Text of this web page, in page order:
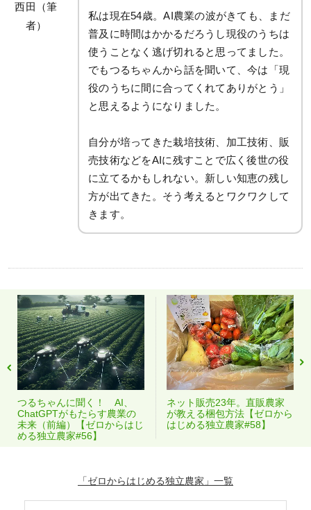
西田（筆
者）
私は現在54歳。AI農業の波がきても、まだ
普及に時間はかかるだろうし現役のうちは
使うことなく逃げ切れると思ってました。
でもつるちゃんから話を聞いて、今は「現
役のうちに間に合ってくれてありがとう」
と思えるようになりました。
自分が培ってきた栽培技術、加工技術、販
売技術などをAIに残すことで広く後世の役
に立てるかもしれない。新しい知恵の残し
方が出てきた。そう考えるとワクワクして
きます。
つるちゃんに聞く！ AI、
ChatGPTがもたらす農業の
未来（前編）【ゼロからはじ
める独立農家#56】
ネット販売23年。直販農家
が教える梱包方法【ゼロから
はじめる独立農家#58】
「ゼロからはじめる独立農家」